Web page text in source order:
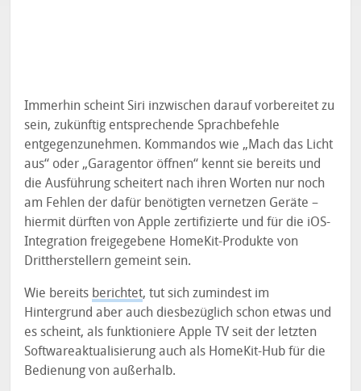
Immerhin scheint Siri inzwischen darauf vorbereitet zu
sein, zukünftig entsprechende Sprachbefehle
entgegenzunehmen. Kommandos wie „Mach das Licht
aus“ oder „Garagentor öffnen“ kennt sie bereits und
die Ausführung scheitert nach ihren Worten nur noch
am Fehlen der dafür benötigten vernetzen Geräte –
hiermit dürften von Apple zertifizierte und für die iOS-
Integration freigegebene HomeKit-Produkte von
Drittherstellern gemeint sein.
Wie bereits berichtet, tut sich zumindest im
Hintergrund aber auch diesbezüglich schon etwas und
es scheint, als funktioniere Apple TV seit der letzten
Softwareaktualisierung auch als HomeKit-Hub für die
Bedienung von außerhalb.